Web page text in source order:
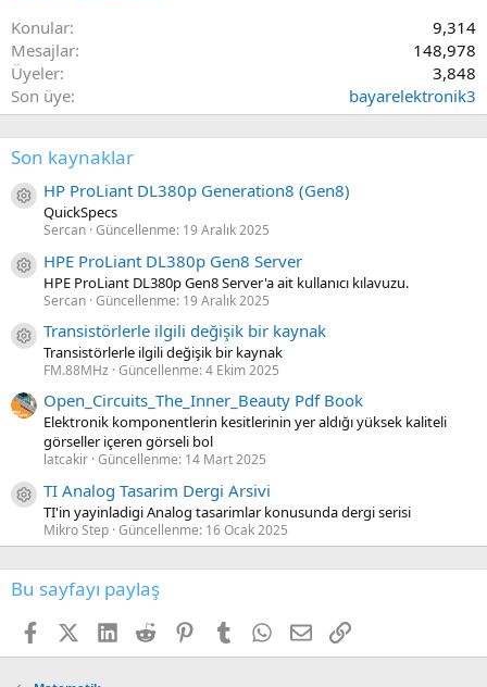
Konular
9,314
Mesajlar
148,978
Üyeler
3,848
Son üye
bayarelektronik3
Son kaynaklar
Kaynak ikon/amblem
HP ProLiant DL380p Generation8 (Gen8)
QuickSpecs
Sercan Güncellenme: 19 Aralık 2025
Kaynak ikon/amblem
HPE ProLiant DL380p Gen8 Server
HPE ProLiant DL380p Gen8 Server'a ait kullanıcı kılavuzu.
Sercan Güncellenme: 19 Aralık 2025
Kaynak ikon/amblem
Transistörlerle ilgili değişik bir kaynak
Transistörlerle ilgili değişik bir kaynak
FM.88MHz Güncellenme:4 Ekim 2025
Open_Circuits_The_Inner_Beauty Pdf Book
Elektronik komponentlerin kesitlerinin yer aldığı yüksek kaliteli
görseller içeren görseli bol
latcakir Güncellenme: 14 Mart 2025
Kaynak ikon/amblem
TI Analog Tasarim Dergi Arsivi
TI'in yayinladigi Analog tasarimlar konusunda dergi serisi
Mikro Step Güncellenme: 16 Ocak 2025
Bu sayfayı paylaş
FacebookX (Twitter)
LinkedIn
Reddit PinterestTumblr WhatsApp
E-postaLink